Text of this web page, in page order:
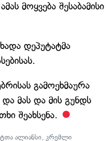
მოყვება შესაბამისი
დეპუტატმა
გამოეხმაურა
და მას და მის გუნდს
შეახსენა.
ალიანსი, კრემლი